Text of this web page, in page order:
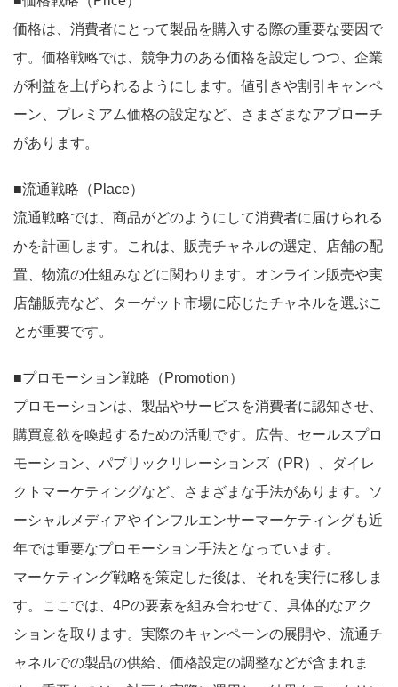
価格は、消費者にとって製品を購入する際の重要な要因で
す。価格戦略では、競争力のある価格を設定しつつ、企業
が利益を上げられるようにします。値引きや割引キャンペ
ーン、プレミアム価格の設定など、さまざまなアプローチ
があります。
■流通戦略（Place）
流通戦略では、商品がどのようにして消費者に届けられる
かを計画します。これは、販売チャネルの選定、店舗の配
置、物流の仕組みなどに関わります。オンライン販売や実
店舗販売など、ターゲット市場に応じたチャネルを選ぶこ
とが重要です。
■プロモーション戦略（Promotion）
プロモーションは、製品やサービスを消費者に認知させ、
購買意欲を喚起するための活動です。広告、セールスプロ
モーション、パブリックリレーションズ（PR）、ダイレ
クトマーケティングなど、さまざまな手法があります。ソ
ーシャルメディアやインフルエンサーマーケティングも近
年では重要なプロモーション手法となっています。
マーケティング戦略を策定した後は、それを実行に移しま
す。ここでは、4Pの要素を組み合わせて、具体的なアク
ションを取ります。実際のキャンペーンの展開や、流通チ
ャネルでの製品の供給、価格設定の調整などが含まれま